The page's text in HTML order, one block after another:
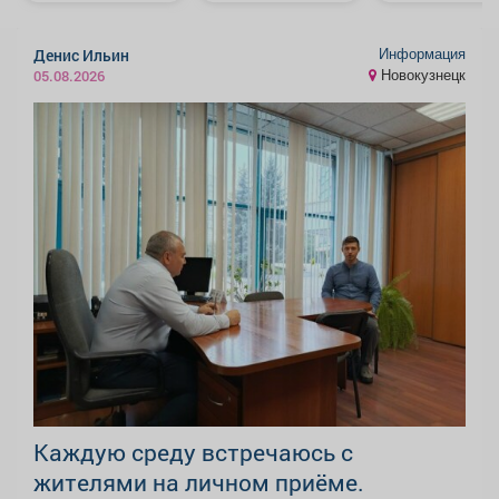
Денис Ильин
05.08.2026
Информация
Новокузнецк
Каждую среду встречаюсь с
жителями на личном приёме.